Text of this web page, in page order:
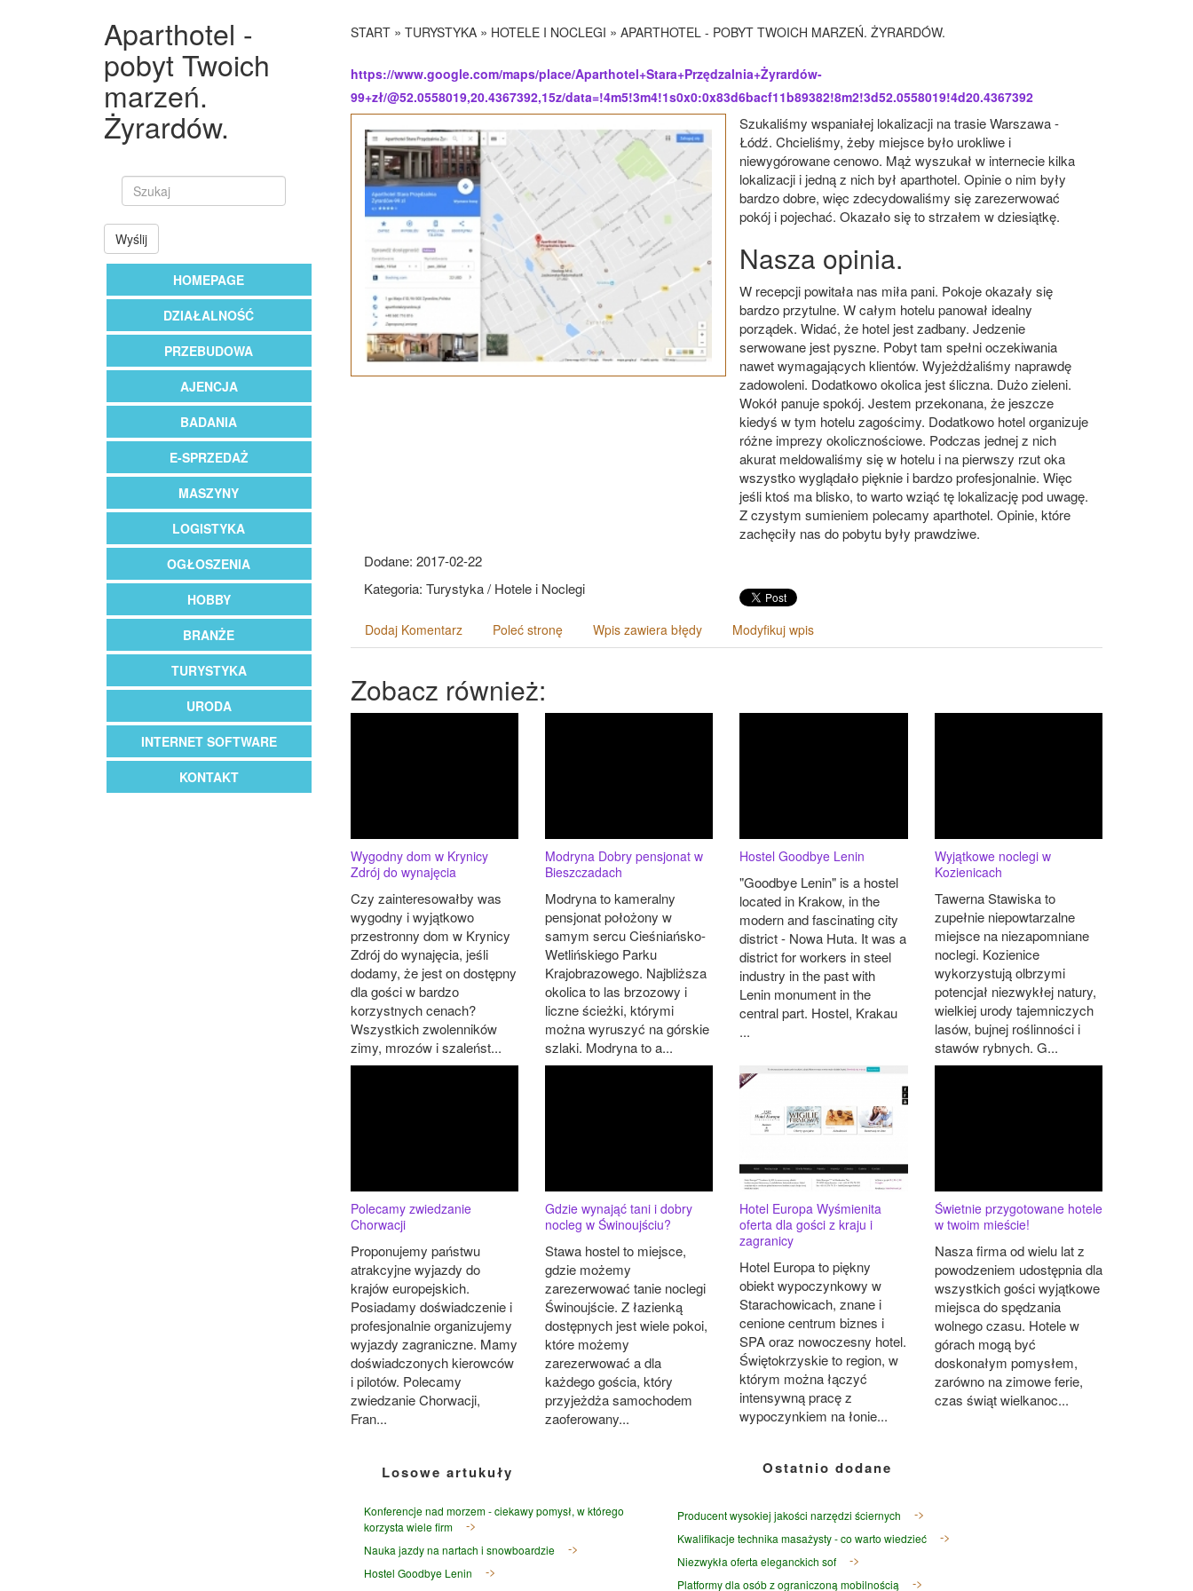
Aparthotel -
pobyt Twoich
marzeń.
Żyrardów.
Wyślij
HOMEPAGE
DZIAŁALNOŚĆ
PRZEBUDOWA
AJENCJA
BADANIA
E-SPRZEDAŻ
MASZYNY
LOGISTYKA
OGŁOSZENIA
HOBBY
BRANŻE
TURYSTYKA
URODA
INTERNET SOFTWARE
KONTAKT
START» TURYSTYKA» HOTELE I NOCLEGI » APARTHOTEL - POBYT TWOICH MARZEŃ. ŻYRARDÓW.
https://www.google.com/maps/place/Aparthotel+Stara+Przędzalnia+Żyrardów-
99+zł/@52.0558019,20.4367392,15z/data=!4m5!3m4!1s0x0:0x83d6bacf11b89382!8m2!3d52.0558019!4d20.4367392
Szukaliśmy wspaniałej lokalizacji na trasie Warszawa -
Łódź. Chcieliśmy, żeby miejsce było urokliwe i
niewygórowane cenowo. Mąż wyszukał w internecie kilka
lokalizacji i jedną z nich był aparthotel. Opinie o nim były
bardzo dobre, więc zdecydowaliśmy się zarezerwować
pokój i pojechać. Okazało się to strzałem w dziesiątkę.
Nasza opinia.
W recepcji powitała nas miła pani. Pokoje okazały się
bardzo przytulne. W całym hotelu panował idealny
porządek. Widać, że hotel jest zadbany. Jedzenie
serwowane jest pyszne. Pobyt tam spełni oczekiwania
nawet wymagających klientów. Wyjeżdżaliśmy naprawdę
zadowoleni. Dodatkowo okolica jest śliczna. Dużo zieleni.
Wokół panuje spokój. Jestem przekonana, że jeszcze
kiedyś w tym hotelu zagościmy. Dodatkowo hotel organizuje
różne imprezy okolicznościowe. Podczas jednej z nich
akurat meldowaliśmy się w hotelu i na pierwszy rzut oka
wszystko wyglądało pięknie i bardzo profesjonalnie. Więc
jeśli ktoś ma blisko, to warto wziąć tę lokalizację pod uwagę.
Z czystym sumieniem polecamy aparthotel. Opinie, które
zachęciły nas do pobytu były prawdziwe.
Dodane: 2017-02-22
Kategoria: Turystyka / Hotele i Noclegi
Dodaj Komentarz Poleć stronę Wpis zawiera błędy Modyfikuj wpis
Zobacz również:
Wygodny dom w Krynicy
Zdrój do wynajęcia
Czy zainteresowałby was
wygodny i wyjątkowo
przestronny dom w Krynicy
Zdrój do wynajęcia, jeśli
dodamy, że jest on dostępny
dla gości w bardzo
korzystnych cenach?
Wszystkich zwolenników
zimy, mrozów i szaleńst...
Modryna Dobry pensjonat w
Bieszczadach
Modryna to kameralny
pensjonat położony w
samym sercu Cieśniańsko-
Wetlińskiego Parku
Krajobrazowego. Najbliższa
okolica to las brzozowy i
liczne ścieżki, którymi
można wyruszyć na górskie
szlaki. Modryna to a...
Hostel Goodbye Lenin
"Goodbye Lenin" is a hostel
located in Krakow, in the
modern and fascinating city
district - Nowa Huta. It was a
district for workers in steel
industry in the past with
Lenin monument in the
central part. Hostel, Krakau
...
Wyjątkowe noclegi w
Kozienicach
Tawerna Stawiska to
zupełnie niepowtarzalne
miejsce na niezapomniane
noclegi. Kozienice
wykorzystują olbrzymi
potencjał niezwykłej natury,
wielkiej urody tajemniczych
lasów, bujnej roślinności i
stawów rybnych. G...
Polecamy zwiedzanie
Chorwacji
Proponujemy państwu
atrakcyjne wyjazdy do
krajów europejskich.
Posiadamy doświadczenie i
profesjonalnie organizujemy
wyjazdy zagraniczne. Mamy
doświadczonych kierowców
i pilotów. Polecamy
zwiedzanie Chorwacji,
Fran...
Gdzie wynająć tani i dobry
nocleg w Świnoujściu?
Stawa hostel to miejsce,
gdzie możemy
zarezerwować tanie noclegi
Świnoujście. Z łazienką
dostępnych jest wiele pokoi,
które możemy
zarezerwować a dla
każdego gościa, który
przyjeżdża samochodem
zaoferowany...
Hotel Europa Wyśmienita
oferta dla gości z kraju i
zagranicy
Hotel Europa to piękny
obiekt wypoczynkowy w
Starachowicach, znane i
cenione centrum biznes i
SPA oraz nowoczesny hotel.
Świętokrzyskie to region, w
którym można łączyć
intensywną pracę z
wypoczynkiem na łonie...
Świetnie przygotowane hotele
w twoim mieście!
Nasza firma od wielu lat z
powodzeniem udostępnia dla
wszystkich gości wyjątkowe
miejsca do spędzania
wolnego czasu. Hotele w
górach mogą być
doskonałym pomysłem,
zarówno na zimowe ferie,
czas świąt wielkanoc...
Losowe artukuły
Konferencje nad morzem - ciekawy pomysł, w którego
korzysta wiele firm
Nauka jazdy na nartach i snowboardzie
Hostel Goodbye Lenin
Ostatnio dodane
Producent wysokiej jakości narzędzi ściernych
Kwalifikacje technika masażysty - co warto wiedzieć
Niezwykła oferta eleganckich sof
Platformy dla osób z ograniczoną mobilnością